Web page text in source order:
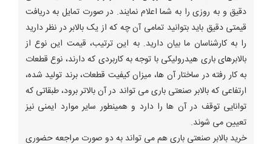
دقیق و به روزی را به شما اعلام نمایند. در صورت تمایل به دریافت
قیمتی دقیق باید بتوانید تمامی آن چه که از یک بالابر در نظر دارید
را به کارشناسان ما بیان دارید. به این ترتیب، قیمت این نوع از
بالابرهای باری هیدرولیکی با توجه به کاربردی که دارند، نوع قطعات
به کار رفته در ساختار آن ها، میزان کیفیت قطعات، برند تولید شده،
ارتفاعی که بالابر صنعتی باری می تواند در آن بالاتر برود، طبقاتی که
توانایی توقف در آن ها را دارد و همینطور سایر موارد ایمنی نیز
تعیین می شوند.
خرید بالابر صنعتی باری هم می تواند به دو صورت مراجعه حضوری